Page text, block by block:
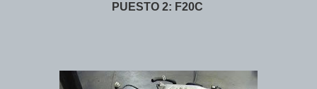
PUESTO 2: F20C